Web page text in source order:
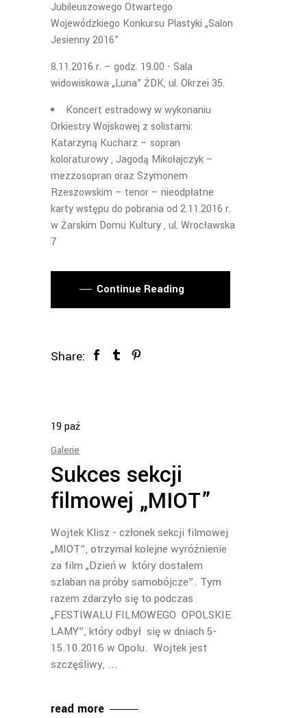
Jubileuszowego Otwartego
Wojewódzkiego Konkursu Plastyki „Salon
Jesienny 2016”
8.11.2016 r. – godz. 19.00 - Sala
widowiskowa „Luna” ŻDK, ul. Okrzei 35.
Koncert estradowy w wykonaniu
Orkiestry Wojskowej z solistami:
Katarzyną Kucharz – sopran
koloraturowy , Jagodą Mikołajczyk –
mezzosopran oraz Szymonem
Rzeszowskim – tenor – nieodpłatne
karty wstępu do pobrania od 2.11.2016 r.
w Żarskim Domu Kultury , ul. Wrocławska
7
Continue Reading
Share:
19paź
Galerie
Sukces sekcji
filmowej „MIOT”
Wojtek Klisz - członek sekcji filmowej
„MIOT”, otrzymał kolejne wyróżnienie
za film „Dzień w który dostałem
szlaban na próby samobójcze”. Tym
razem zdarzyło się to podczas
„FESTIWALU FILMOWEGO OPOLSKIE
LAMY”, który odbył się w dniach 5-
15.10.2016 w Opolu. Wojtek jest
szczęśliwy,
read more